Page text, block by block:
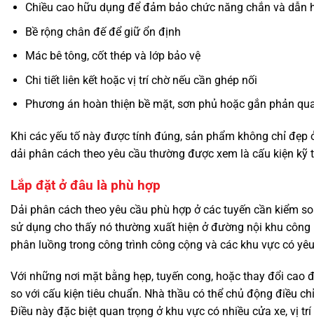
Chiều cao hữu dụng để đảm bảo chức năng chắn và dẫn
Bề rộng chân đế để giữ ổn định
Mác bê tông, cốt thép và lớp bảo vệ
Chi tiết liên kết hoặc vị trí chờ nếu cần ghép nối
Phương án hoàn thiện bề mặt, sơn phủ hoặc gắn phản
Khi các yếu tố này được tính đúng, sản phẩm không chỉ
dải phân cách theo yêu cầu thường được xem là cấu kiện
Lắp đặt ở đâu là phù hợp
Dải phân cách theo yêu cầu phù hợp ở các tuyến cần kiểm
sử dụng cho thấy nó thường xuất hiện ở đường nội khu
phân luồng trong công trình công cộng và các khu vực có
Với những nơi mặt bằng hẹp, tuyến cong, hoặc thay đổi cao
so với cấu kiện tiêu chuẩn. Nhà thầu có thể chủ động điều
Điều này đặc biệt quan trọng ở khu vực có nhiều cửa xe, vị